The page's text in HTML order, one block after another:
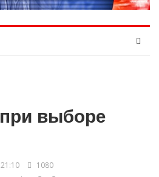
выборе
1080